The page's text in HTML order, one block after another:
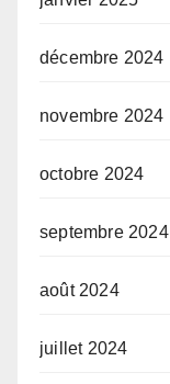
décembre 2024
novembre 2024
octobre 2024
septembre 2024
août 2024
juillet 2024